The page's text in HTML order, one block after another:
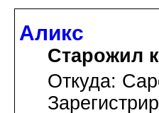
Аликс
Старожил
Откуда: